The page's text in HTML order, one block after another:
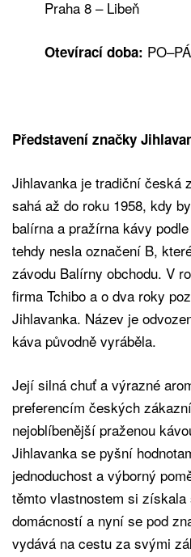
Praha 8 – Libeň
Otevírací doba:
Představení značky
Jihlavanka je tradiční česká
sahá až do roku 1958, kdy
balírna a pražírna kávy
tehdy nesla označení B,
závodu Balírny obchodu. V
firma Tchibo a o dva roky
Jihlavanka. Název je
káva původně vyráběla.
Její silná chuť a výrazné
preferencím českých
nejoblíbenější praženou
Jihlavanka se pyšní
jednoduchost a výborný
těmto vlastnostem si
domácností a nyní se pod
vydává na cestu za svými